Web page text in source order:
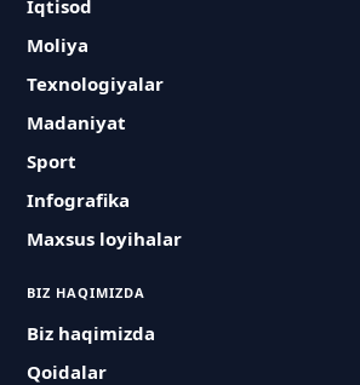
Iqtisod
Moliya
Texnologiyalar
Madaniyat
Sport
Infografika
Maxsus loyihalar
BIZ HAQIMIZDA
Biz haqimizda
Qoidalar